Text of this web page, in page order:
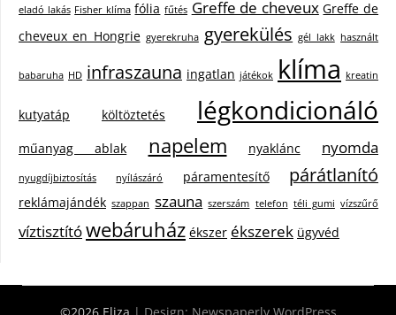
eladó lakás Fisher klíma fólia fűtés Greffe de cheveux Greffe de
cheveux en Hongrie gyerekruha gyerekülés gél lakk használt
babaruha HD infraszauna ingatlan játékok klíma kreatin
kutyatáp költöztetés légkondicionáló
műanyag ablak napelem nyaklánc nyomda
nyugdíjbiztosítás nyílászáró páramentesítő párátlanító
reklámajándék szappan szauna szerszám telefon téli gumi vízszűrő
víztisztítówebáruház ékszer ékszerek ügyvéd